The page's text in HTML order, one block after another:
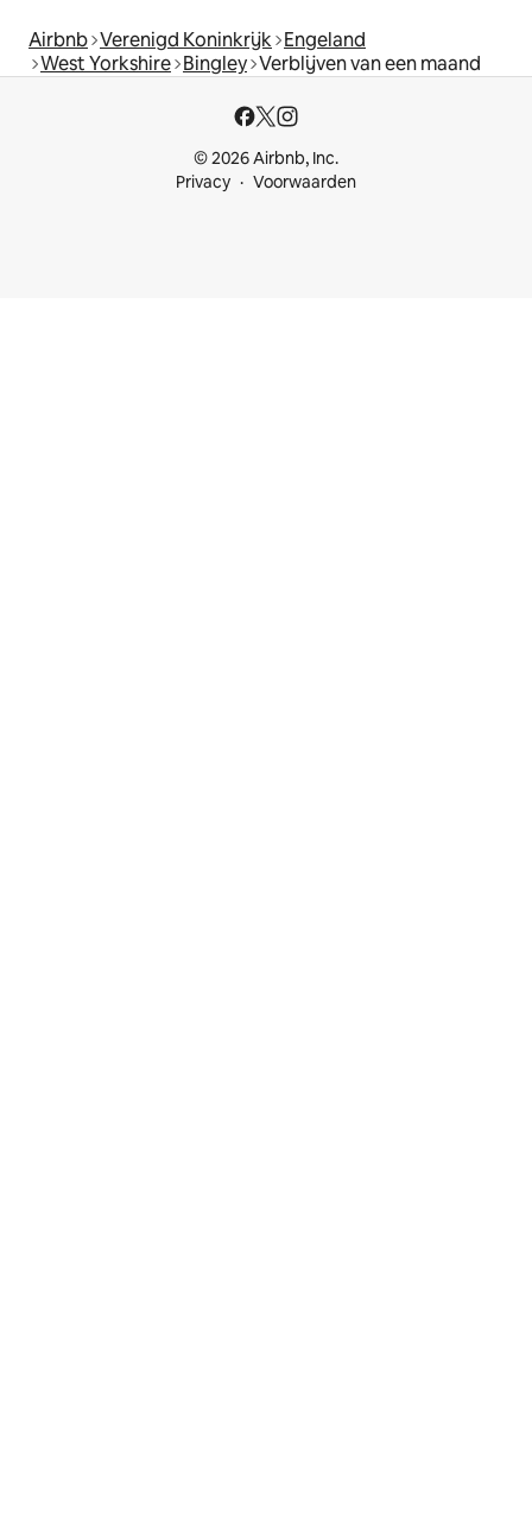
Airbnb Verenigd Koninkrijk Engeland
West Yorkshire Bingley Verblijven van een maand
© 2026 Airbnb, Inc.
Privacy
Voorwaarden